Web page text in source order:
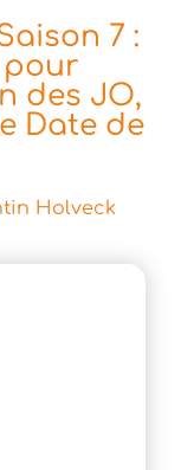
7 :
des JO,
Date de
Holveck